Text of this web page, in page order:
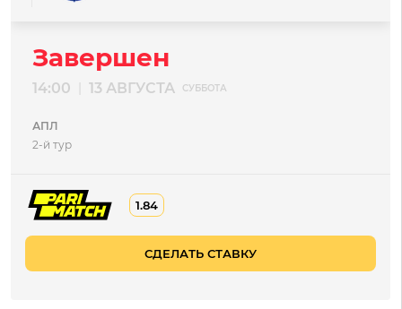
Завершен
14:00 13 АВГУСТА СУББОТА
АПЛ
2-й тур
1.84
СДЕЛАТЬ СТАВКУ